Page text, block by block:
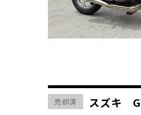
売却済 スズキ